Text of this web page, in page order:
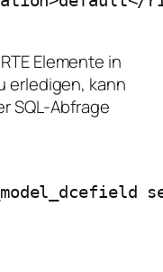
Elemente in
erledigen, kann
SQL-Abfrage